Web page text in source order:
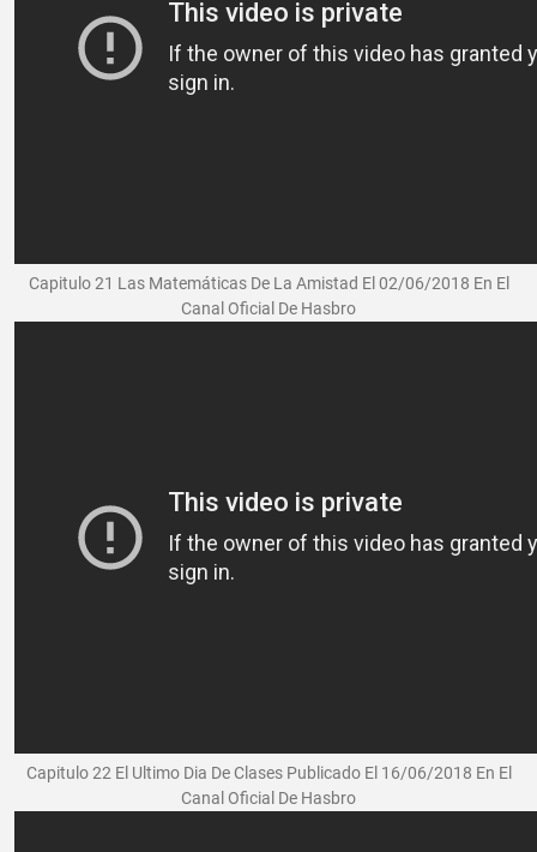
Capitulo 21 Las Matemáticas De La Amistad El 02/06/2018 En El
Canal Oficial De Hasbro
Capitulo 22 El Ultimo Dia De Clases Publicado El 16/06/2018 En El
Canal Oficial De Hasbro